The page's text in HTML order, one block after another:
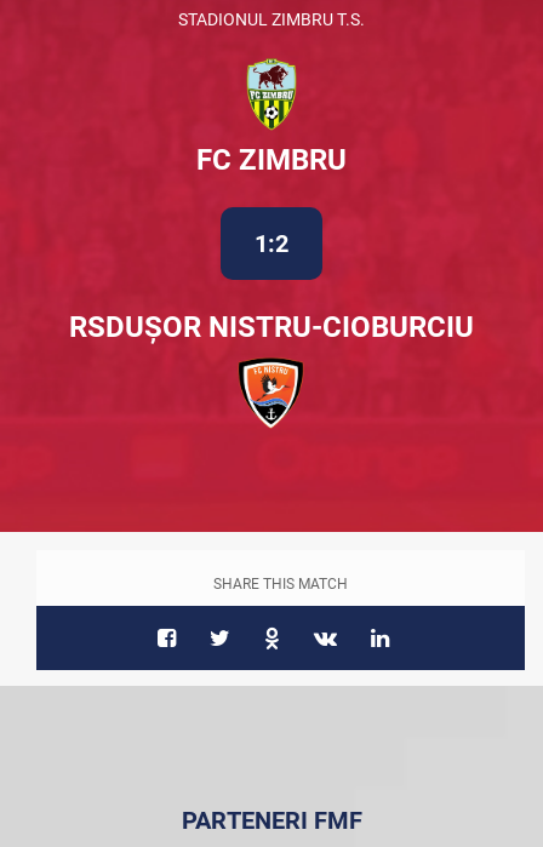
STADIONUL ZIMBRU T.S.
FC ZIMBRU
1:2
RSDUȘOR NISTRU-CIOBURCIU
SHARE THIS MATCH
PARTENERI FMF